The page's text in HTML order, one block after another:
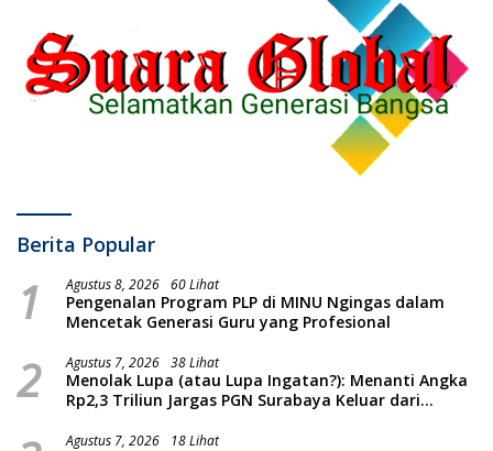
Berita Popular
1 Agustus 8, 2026 60 Lihat
Pengenalan Program PLP di MINU Ngingas dalam
Mencetak Generasi Guru yang Profesional
2 Agustus 7, 2026 38 Lihat
Menolak Lupa (atau Lupa Ingatan?): Menanti Angka
Rp2,3 Triliun Jargas PGN Surabaya Keluar dari
Agustus 7, 2026 18 Lihat